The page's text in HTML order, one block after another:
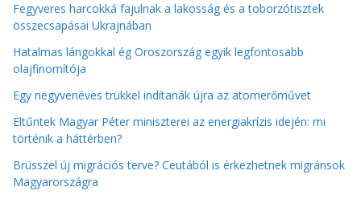
Fegyveres harcokká fajulnak a lakosság és a toborzótisztek
összecsapásai Ukrajnában
Hatalmas lángokkal ég Oroszország egyik legfontosabb
olajfinomítója
Egy negyvenéves trükkel indítanák újra az atomerőművet
Eltűntek Magyar Péter miniszterei az energiakrízis idején: mi
történik a háttérben?
Brüsszel új migrációs terve? Ceutából is érkezhetnek migránsok
Magyarországra